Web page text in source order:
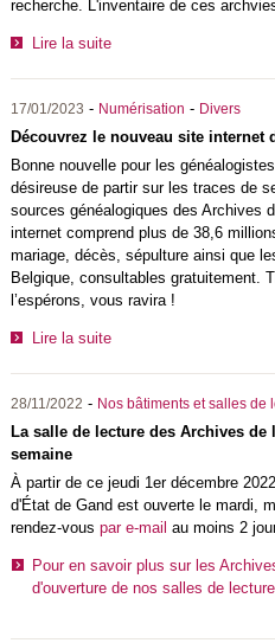
recherche. L'inventaire de ces
Lire la suite
17/01/2023 - Numérisation - Divers
Découvrez le nouveau site internet
Bonne nouvelle pour les
désireuse de partir sur les traces de
sources généalogiques des Archives
internet comprend plus de 38,6
mariage, décès, sépulture ainsi que
Belgique, consultables gratuitement.
l’espérons, vous ravira !
Lire la suite
28/11/2022 - Nos bâtiments et salles de
La salle de lecture des Archives
semaine
À partir de ce jeudi 1er décembre
d'État de Gand est ouverte le mardi,
rendez-vous par e-mail au moins 2
Pour en savoir plus sur les
d'ouverture de nos salles de lecture